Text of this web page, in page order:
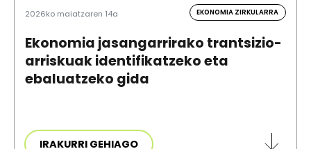
2026ko maiatzaren 14a EKONOMIA ZIRKULARRA
Ekonomia jasangarrirako trantsizio-
arriskuak identifikatzeko eta
ebaluatzeko gida
IRAKURRI GEHIAGO